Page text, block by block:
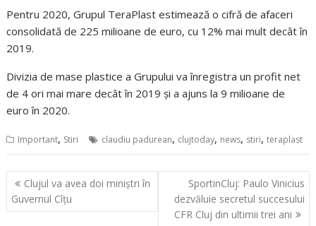
Pentru 2020, Grupul TeraPlast estimează o cifră de afaceri
consolidată de 225 milioane de euro, cu 12% mai mult decât în
2019.
Divizia de mase plastice a Grupului va înregistra un profit net
de 4 ori mai mare decât în 2019 și a ajuns la 9 milioane de
euro în 2020.
Important, Stiri claudiu padurean, clujtoday, news, stiri,teraplast
Navigare
în
articole
Clujul va avea doi miniștri în
Guvernul Cîțu
SportinCluj: Paulo Vinicius
dezvăluie secretul succesului
CFR Cluj din ultimii trei ani